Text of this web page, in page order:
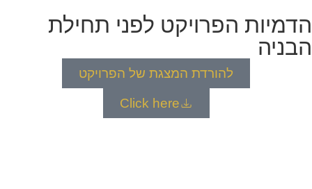
הדמיות הפרויקט לפני תחילת
הבניה
להורדת המצגת של הפרויקט
Click here